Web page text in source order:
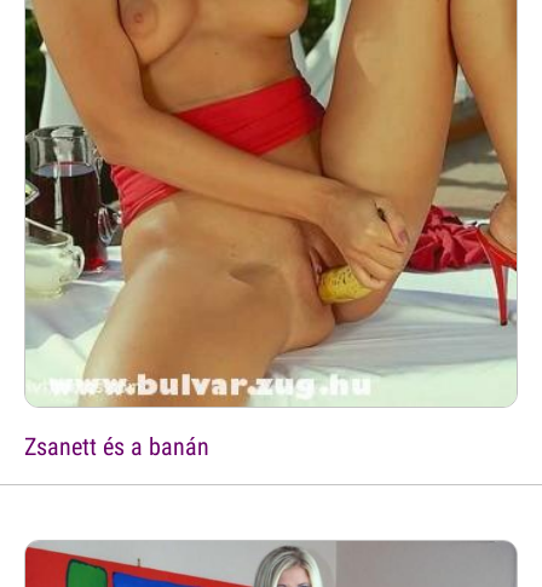
Zsanett és a banán